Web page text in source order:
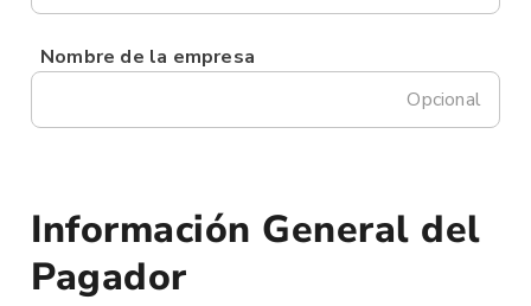
Nombre de la empresa
Opcional
Información General del
Pagador